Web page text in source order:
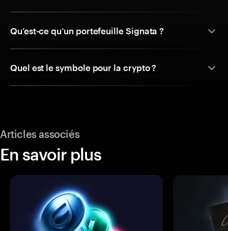
Qu’est-ce qu’un portefeuille Signata ?
Quel est le symbole pour la crypto ?
Articles associés
En savoir plus